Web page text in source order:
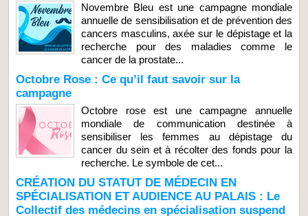
Novembre Bleu est une campagne mondiale
annuelle de sensibilisation et de prévention des
cancers masculins, axée sur le dépistage et la
recherche pour des maladies comme le
cancer de la prostate...
Octobre Rose : Ce qu’il faut savoir sur la
campagne
Octobre rose est une campagne annuelle
mondiale de communication destinée à
sensibiliser les femmes au dépistage du
cancer du sein et à récolter des fonds pour la
recherche. Le symbole de cet...
CRÉATION DU STATUT DE MÉDECIN EN
SPÉCIALISATION ET AUDIENCE AU PALAIS : Le
Collectif des médecins en spécialisation suspend